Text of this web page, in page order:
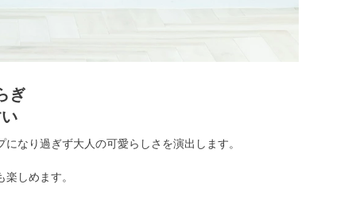
ぎ
なり過ぎず大人の可愛らしさを演出します。
しめます。